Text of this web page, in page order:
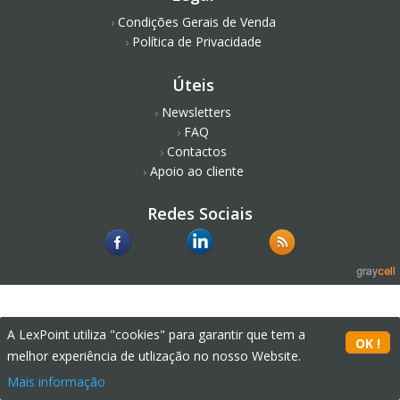
Condições Gerais de Venda
Política de Privacidade
Úteis
Newsletters
FAQ
Contactos
Apoio ao cliente
Redes Sociais
A LexPoint utiliza "cookies" para garantir que tem a
melhor experiência de utlização no nosso Website.
Mais informação